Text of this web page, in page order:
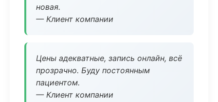
новая.
— Клиент компании
Цены адекватные, запись онлайн, всё
прозрачно. Буду постоянным
пациентом.
— Клиент компании